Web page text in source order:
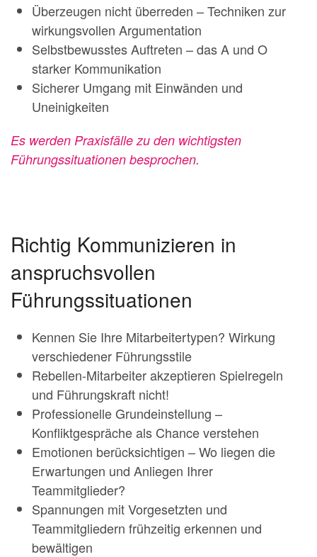
Überzeugen nicht überreden – Techniken zur
wirkungsvollen Argumentation
Selbstbewusstes Auftreten – das A und O
starker Kommunikation
Sicherer Umgang mit Einwänden und
Uneinigkeiten
Es werden Praxisfälle zu den wichtigsten
Führungssituationen besprochen.
Richtig Kommunizieren in
anspruchsvollen
Führungssituationen
Kennen Sie Ihre Mitarbeitertypen? Wirkung
verschiedener Führungsstile
Rebellen-Mitarbeiter akzeptieren Spielregeln
und Führungskraft nicht!
Professionelle Grundeinstellung –
Konfliktgespräche als Chance verstehen
Emotionen berücksichtigen – Wo liegen die
Erwartungen und Anliegen Ihrer
Teammitglieder?
Spannungen mit Vorgesetzten und
Teammitgliedern frühzeitig erkennen und
bewältigen